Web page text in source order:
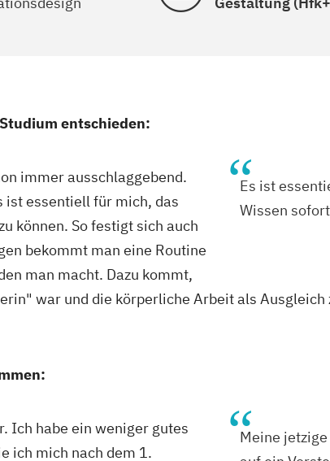
entschieden:
Es ist
Wissen
immer ausschlaggebend.
ist essentiell für mich, das
können. So festigt sich auch
bekommt man eine Routine
man macht. Dazu kommt,
war und die körperliche Arbeit als Ausgleich
Meine
Ich habe ein weniger gutes
ich mich nach dem 1.